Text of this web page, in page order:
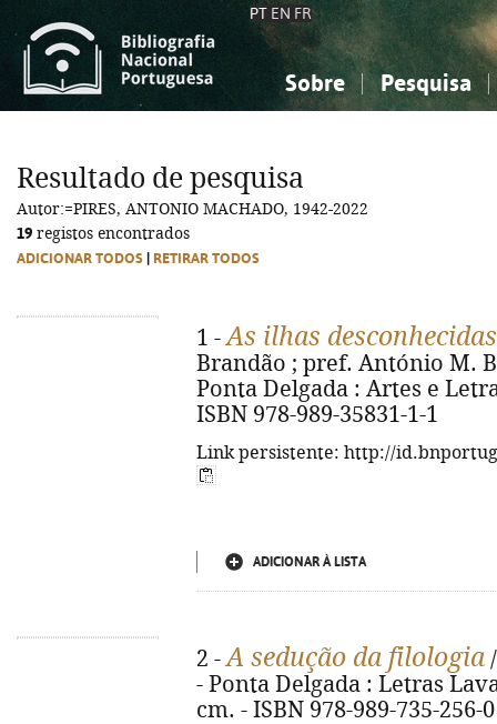
PT EN FR
Sobre Pesquisa
Ciências sociais...
Ciências sociais...
Resultado de pesquisa
Autor:=PIRES, ANTONIO MACHADO, 1942-2022
19 registos encontrados
ADICIONAR TODOS RETIRAR TODOS
1 -As ilhas desconhecidas
Brandão ; pref. António M.
Ponta Delgada : Artes e
ISBN 978-989-35831-1-1
Link persistente: http://
ADICIONAR À LISTA
2 -A sedução da filologia
- Ponta Delgada : Letras
cm. - ISBN 978-989-735-256-0